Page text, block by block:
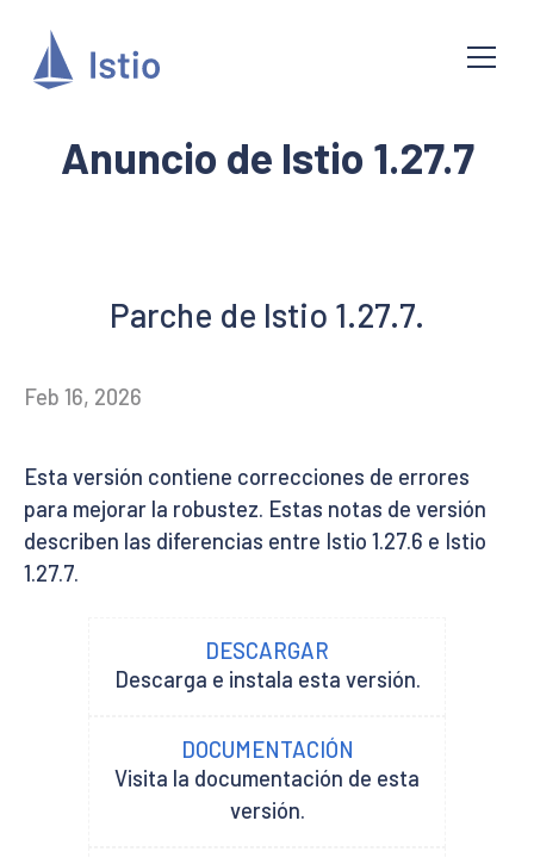
Anuncio de Istio 1.27.7
Parche de Istio 1.27.7.
Feb 16, 2026
Esta versión contiene correcciones de errores
para mejorar la robustez. Estas notas de versión
describen las diferencias entre Istio 1.27.6 e Istio
1.27.7.
DESCARGAR
Descarga e instala esta versión.
DOCUMENTACIÓN
Visita la documentación de esta
versión.